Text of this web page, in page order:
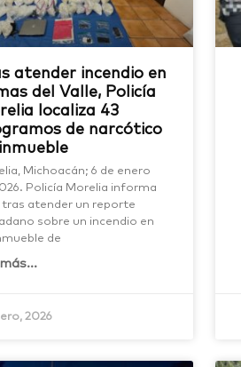
atender incendio en
del Valle, Policía
localiza 43
de narcótico
Michoacán; 6 de enero
Policía Morelia informa
tras atender un reporte
sobre un incendio en
de
2026